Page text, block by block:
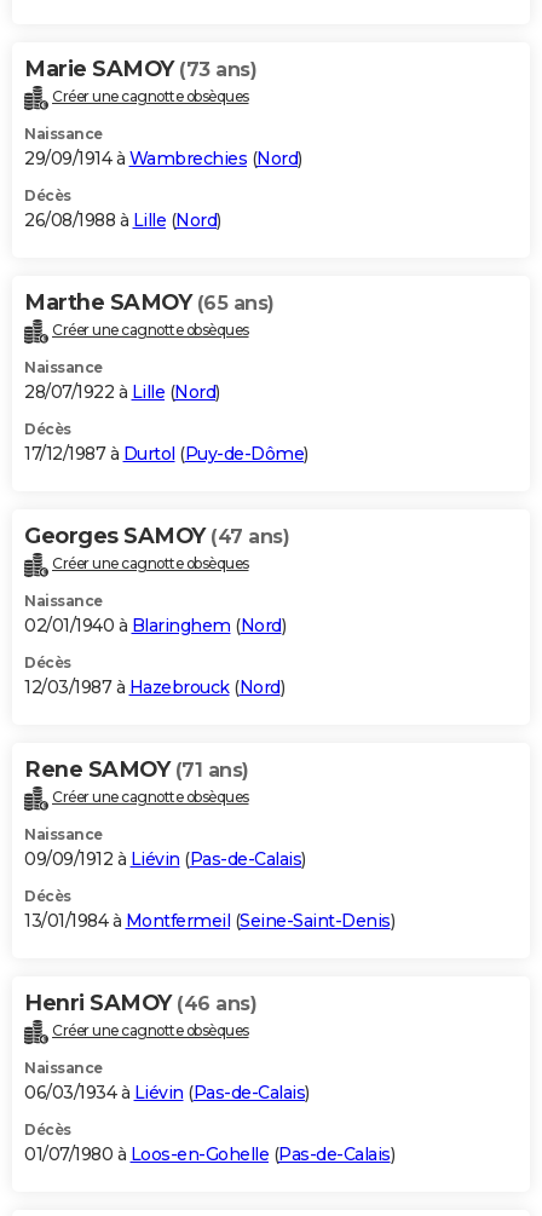
Marie SAMOY (73 ans)
Créer une cagnotte obsèques
Naissance
29/09/1914 à Wambrechies (Nord)
Décès
26/08/1988 à Lille (Nord)
Marthe SAMOY (65 ans)
Créer une cagnotte obsèques
Naissance
28/07/1922 à Lille (Nord)
Décès
17/12/1987 à Durtol (Puy-de-Dôme)
Georges SAMOY (47 ans)
Créer une cagnotte obsèques
Naissance
02/01/1940 à Blaringhem (Nord)
Décès
12/03/1987 à Hazebrouck(Nord)
Rene SAMOY (71 ans)
Créer une cagnotte obsèques
Naissance
09/09/1912 à Liévin (Pas-de-Calais)
Décès
13/01/1984 à Montfermeil (Seine-Saint-Denis)
Henri SAMOY (46 ans)
Créer une cagnotte obsèques
Naissance
06/03/1934 à Liévin (Pas-de-Calais)
Décès
01/07/1980 à Loos-en-Gohelle (Pas-de-Calais)